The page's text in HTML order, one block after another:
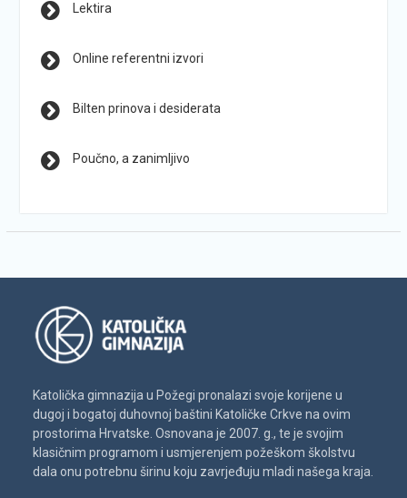
Lektira
Online referentni izvori
Bilten prinova i desiderata
Poučno, a zanimljivo
Katolička gimnazija u Požegi pronalazi svoje korijene u
dugoj i bogatoj duhovnoj baštini Katoličke Crkve na ovim
prostorima Hrvatske. Osnovana je 2007. g., te je svojim
klasičnim programom i usmjerenjem požeškom školstvu
dala onu potrebnu širinu koju zavrjeđuju mladi našega kraja.